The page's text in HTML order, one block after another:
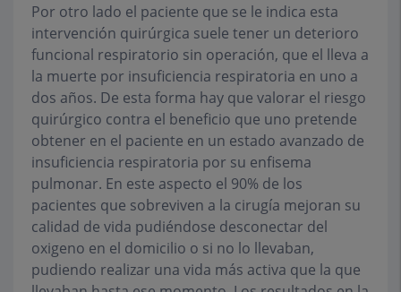
Por otro lado el paciente que se le indica esta
intervención quirúrgica suele tener un deterioro
funcional respiratorio sin operación, que el lleva a
la muerte por insuficiencia respiratoria en uno a
dos años. De esta forma hay que valorar el riesgo
quirúrgico contra el beneficio que uno pretende
obtener en el paciente en un estado avanzado de
insuficiencia respiratoria por su enfisema
pulmonar. En este aspecto el 90% de los
pacientes que sobreviven a la cirugía mejoran su
calidad de vida pudiéndose desconectar del
oxigeno en el domicilio o si no lo llevaban,
pudiendo realizar una vida más activa que la que